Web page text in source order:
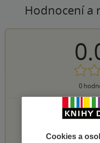
Hodnocení a
0
0×
0×
0×
Cookies a